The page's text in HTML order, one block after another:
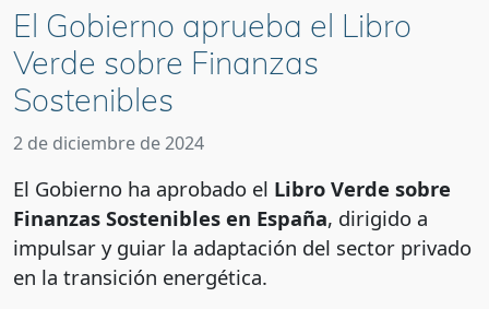
El Gobierno aprueba el Libro
Verde sobre Finanzas
Sostenibles
2 de diciembre de 2024
El Gobierno ha aprobado el Libro Verde sobre
Finanzas Sostenibles en España, dirigido a
impulsar y guiar la adaptación del sector privado
en la transición energética.